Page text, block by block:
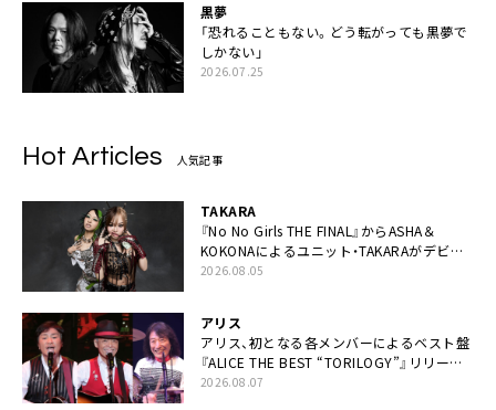
黒夢
「恐れることもない。どう転がっても黒夢で
しかない」
2026.07.25
Hot Articles 人気記事
TAKARA
『No No Girls THE FINAL』からASHA＆
KOKONAによるユニット・TAKARAがデビュ
ー
2026.08.05
アリス
アリス、初となる各メンバーによるベスト盤
『ALICE THE BEST “TORILOGY”』リリース
決定
2026.08.07